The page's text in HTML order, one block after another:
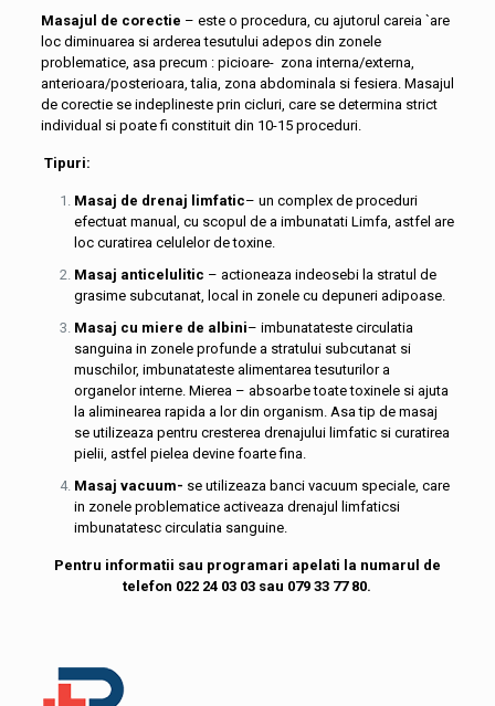
Masajul de corectie – este o procedura, cu ajutorul careia `are
loc diminuarea si arderea tesutului adepos din zonele
problematice, asa precum : picioare- zona interna/externa,
anterioara/posterioara, talia, zona abdominala si fesiera. Masajul
de corectie se indeplineste prin cicluri, care se determina strict
individual si poate fi constituit din 10-15 proceduri.
Tipuri:
Masaj de drenaj limfatic– un complex de proceduri
efectuat manual, cu scopul de a imbunatati Limfa, astfel are
loc curatirea celulelor de toxine.
Masaj anticelulitic – actioneaza indeosebi la stratul de
grasime subcutanat, local in zonele cu depuneri adipoase.
Masaj cu miere de albini– imbunatateste circulatia
sanguina in zonele profunde a stratului subcutanat si
muschilor, imbunatateste alimentarea tesuturilor a
organelor interne. Mierea – absoarbe toate toxinele si ajuta
la aliminearea rapida a lor din organism. Asa tip de masaj
se utilizeaza pentru cresterea drenajului limfatic si curatirea
pielii, astfel pielea devine foarte fina.
Masaj vacuum- se utilizeaza banci vacuum speciale, care
in zonele problematice activeaza drenajul limfaticsi
imbunatatesc circulatia sanguine.
Pentru informatii sau programari apelati la numarul de
telefon 022 24 03 03 sau 079 33 77 80.